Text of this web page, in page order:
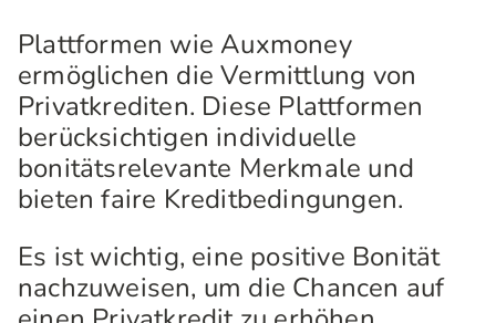
Plattformen wie Auxmoney
ermöglichen die Vermittlung von
Privatkrediten. Diese Plattformen
berücksichtigen individuelle
bonitätsrelevante Merkmale und
bieten faire Kreditbedingungen.
Es ist wichtig, eine positive Bonität
nachzuweisen, um die Chancen auf